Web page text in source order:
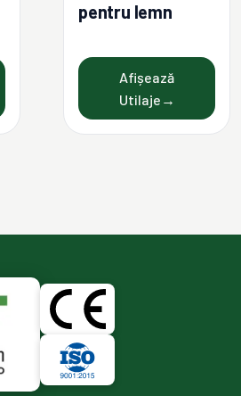
pentru lemn
Afișează
Utilaje →